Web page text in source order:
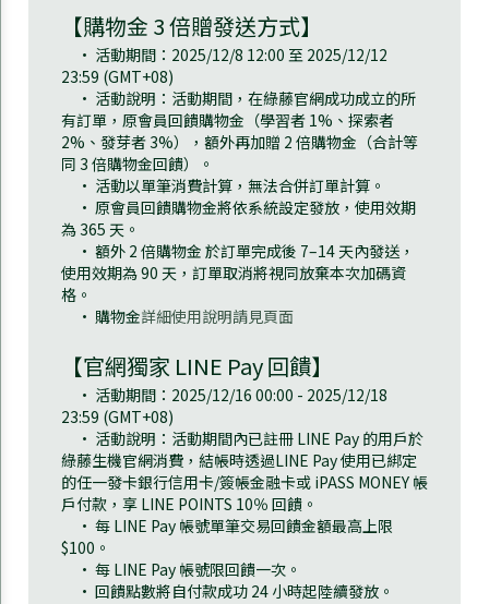
【購物金 3 倍贈發送方式】
• 活動期間：2025/12/8 12:00 至 2025/12/12
23:59 (GMT+08)
• 活動說明：活動期間，在綠藤官網成功成立的所
有訂單，原會員回饋購物金（學習者 1%、探索者
2%、發芽者 3%），額外再加贈 2 倍購物金（合計等
同 3 倍購物金回饋）。
• 活動以單筆消費計算，無法合併訂單計算。
• 原會員回饋購物金將依系統設定發放，使用效期
為 365 天。
• 額外 2 倍購物金 於訂單完成後 7–14 天內發送，
使用效期為 90 天，訂單取消將視同放棄本次加碼資
格。
• 購物金詳細使用說明請見頁面
【官網獨家 LINE Pay 回饋】
• 活動期間：2025/12/16 00:00 - 2025/12/18
23:59 (GMT+08)
• 活動說明：活動期間內已註冊 LINE Pay 的用戶於
綠藤生機官網消費，結帳時透過LINE Pay 使用已綁定
的任一發卡銀行信用卡/簽帳金融卡或 iPASS MONEY 帳
戶付款，享 LINE POINTS 10％ 回饋。
• 每 LINE Pay 帳號單筆交易回饋金額最高上限
$100。
• 每 LINE Pay 帳號限回饋一次。
• 回饋點數將自付款成功 24 小時起陸續發放。